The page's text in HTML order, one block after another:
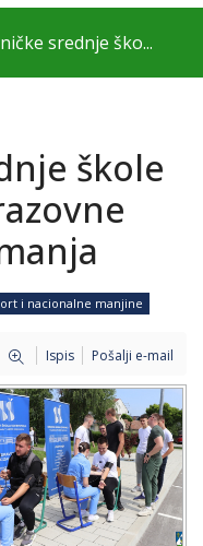
srednje ško...
škole
i nacionalne manjine
Ispis Pošalji e-mail